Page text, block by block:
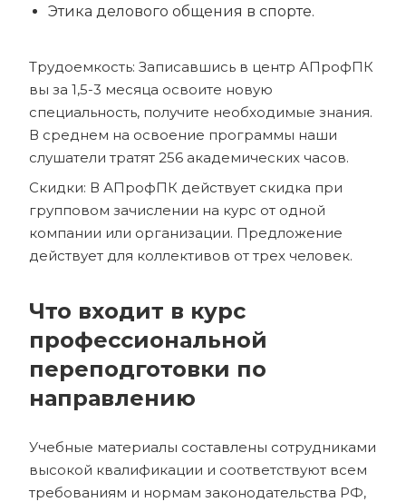
Этика делового общения в спорте.
Трудоемкость: Записавшись в центр АПрофПК
вы за 1,5-3 месяца освоите новую
специальность, получите необходимые знания.
В среднем на освоение программы наши
слушатели тратят 256 академических часов.
Скидки: В АПрофПК действует скидка при
групповом зачислении на курс от одной
компании или организации. Предложение
действует для коллективов от трех человек.
Что входит в курс
профессиональной
переподготовки по
направлению
Учебные материалы составлены сотрудниками
высокой квалификации и соответствуют всем
требованиям и нормам законодательства РФ,